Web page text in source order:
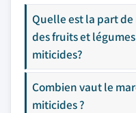
Quelle est la part
des fruits et
miticides?
Combien vaut le
miticides ?